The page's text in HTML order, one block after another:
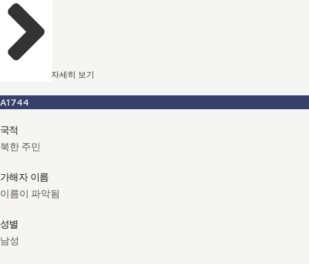
자세히 보기
A1744
국적
북한 주민
가해자 이름
이름이 파악됨
성별
남성